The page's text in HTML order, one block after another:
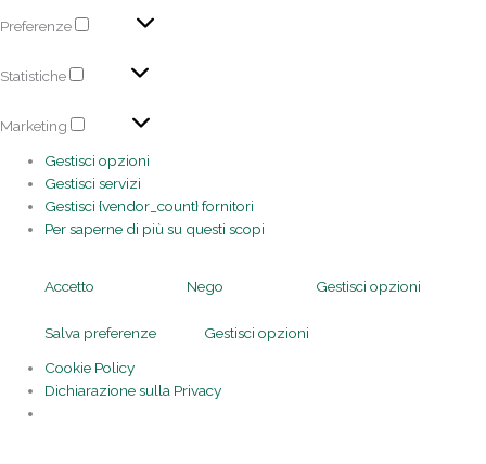
Preferenze
Statistiche
Marketing
Gestisci opzioni
Gestisci servizi
Gestisci {vendor_count} fornitori
Per saperne di più su questi scopi
Accetto Nego Gestisci opzioni
Salva preferenze
Gestisci opzioni
Cookie Policy
Dichiarazione sulla Privacy